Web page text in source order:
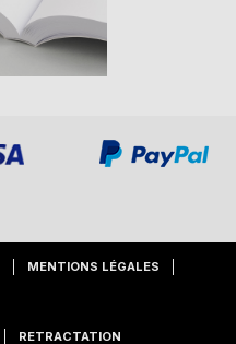
MENTIONS LÉGALES
RETRACTATION